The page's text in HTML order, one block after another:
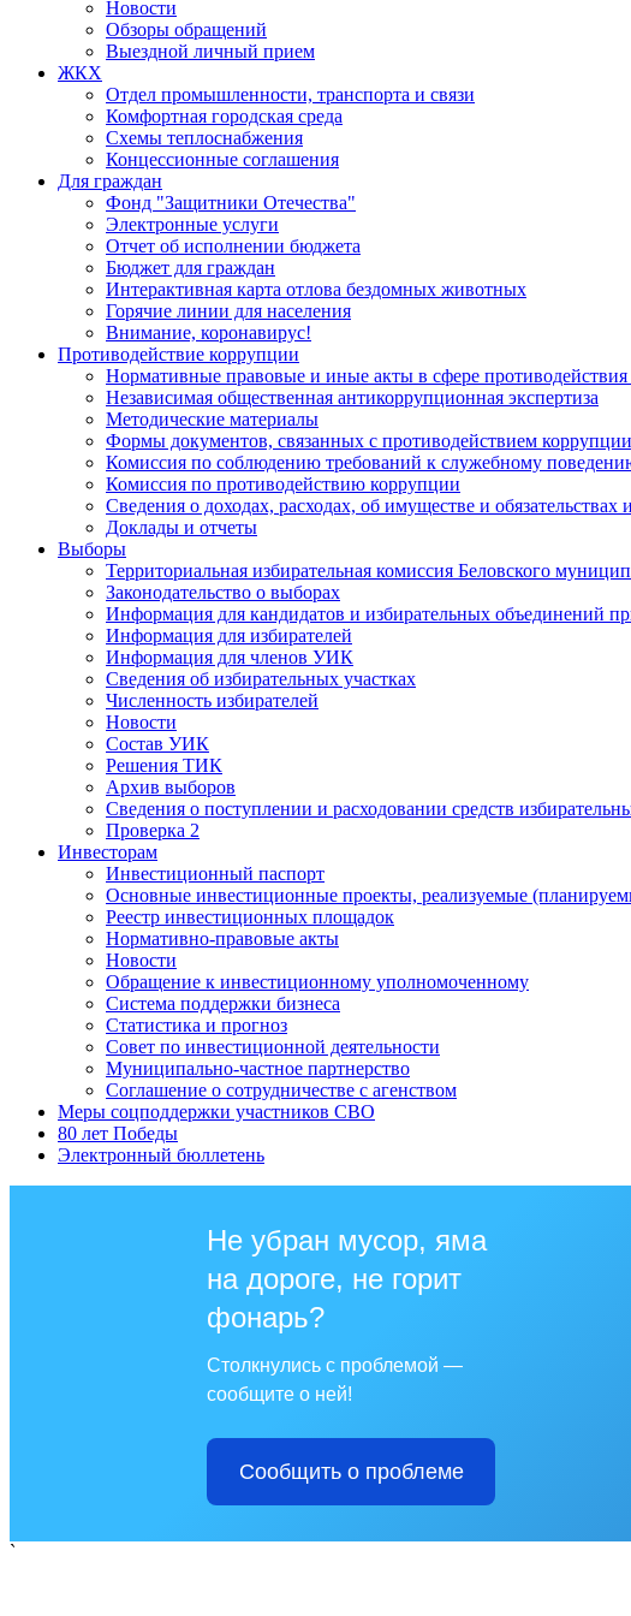
Новости
Обзоры обращений
Выездной личный прием
ЖКХ
Отдел промышленности, транспорта и связи
Комфортная городская среда
Схемы теплоснабжения
Концессионные соглашения
Для граждан
Фонд "Защитники Отечества"
Электронные услуги
Отчет об исполнении бюджета
Бюджет для граждан
Интерактивная карта отлова бездомных животных
Горячие линии для населения
Внимание, коронавирус!
Противодействие коррупции
Нормативные правовые и иные акты в сфере
Независимая общественная антикоррупционная экспертиза
Методические материалы
Формы документов, связанных с противодействием
Комиссия по соблюдению требований к служебному
Комиссия по противодействию коррупции
Сведения о доходах, расходах, об имуществе и обязательствах
Доклады и отчеты
Выборы
Территориальная избирательная комиссия Беловского
Законодательство о выборах
Информация для кандидатов и избирательных объединений
Информация для избирателей
Информация для членов УИК
Сведения об избирательных участках
Численность избирателей
Новости
Состав УИК
Решения ТИК
Архив выборов
Сведения о поступлении и расходовании средств
Проверка 2
Инвесторам
Инвестиционный паспорт
Основные инвестиционные проекты, реализуемые
Реестр инвестиционных площадок
Нормативно-правовые акты
Новости
Обращение к инвестиционному уполномоченному
Система поддержки бизнеса
Статистика и прогноз
Совет по инвестиционной деятельности
Муниципально-частное партнерство
Соглашение о сотрудничестве с агенством
Меры соцподдержки участников СВО
80 лет Победы
Электронный бюллетень
Не убран мусор, яма
на дороге, не горит
фонарь?
Столкнулись с проблемой —
сообщите о ней!
Сообщить о проблеме
`